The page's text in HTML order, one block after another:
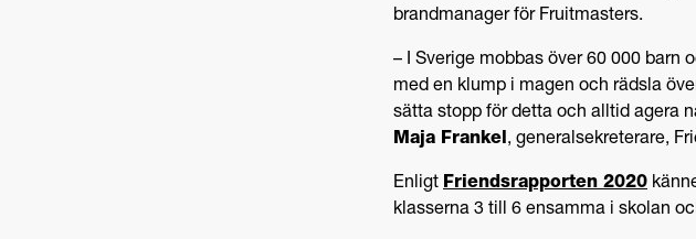
brandmanager för Fruitmasters.
– I Sverige mobbas över 60 000 barn
med en klump i magen och rädsla
sätta stopp för detta och alltid agera
Maja Frankel, generalsekreterare,
Enligt Friendsrapporten 2020
klasserna 3 till 6 ensamma i skolan